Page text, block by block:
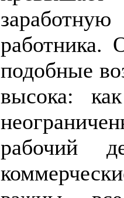
работника.
подобные
высока:
рабочий